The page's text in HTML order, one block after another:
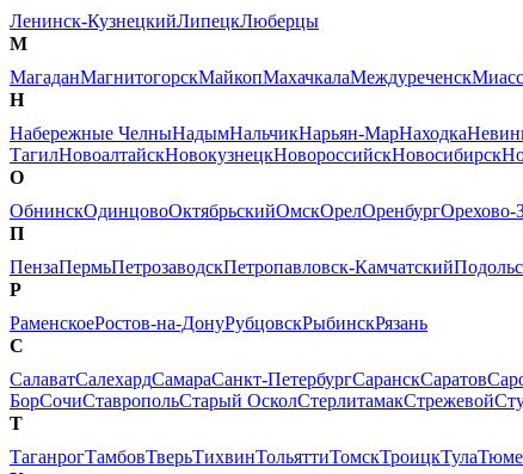
Ленинск-КузнецкийЛипецкЛюберцы
М
МагаданМагнитогорскМайкопМахачкалаМеждуреченскМиасс
Н
Набережные ЧелныНадымНальчикНарьян-МарНаходка
ТагилНовоалтайскНовокузнецкНовороссийскНовосибирск
О
ОбнинскОдинцовоОктябрьскийОмскОрелОренбургОрехово-
П
ПензаПермьПетрозаводскПетропавловск-Камчатский
Р
РаменскоеРостов-на-ДонуРубцовскРыбинскРязань
С
СалаватСалехардСамараСанкт-ПетербургСаранскСаратов
БорСочиСтавропольСтарый ОсколСтерлитамакСтрежевой
Т
ТаганрогТамбовТверьТихвинТольяттиТомскТроицкТула